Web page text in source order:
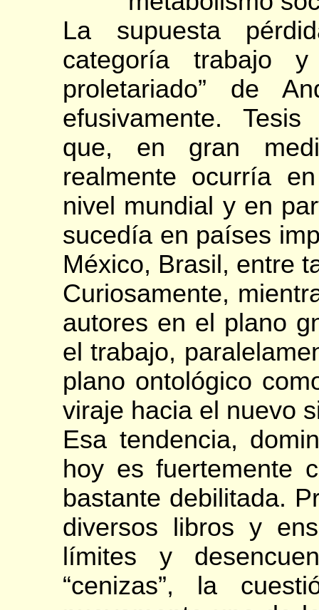
La supuesta
categoría trabajo
proletariado” de
efusivamente.
que, en gran
realmente ocurría
nivel mundial y en
sucedía en países
México, Brasil, entre
Curiosamente,
autores en el plano
el trabajo,
plano ontológico
viraje hacia el nuevo
Esa tendencia,
hoy es fuertemente
bastante debilitada.
diversos libros y
límites y
“cenizas”, la